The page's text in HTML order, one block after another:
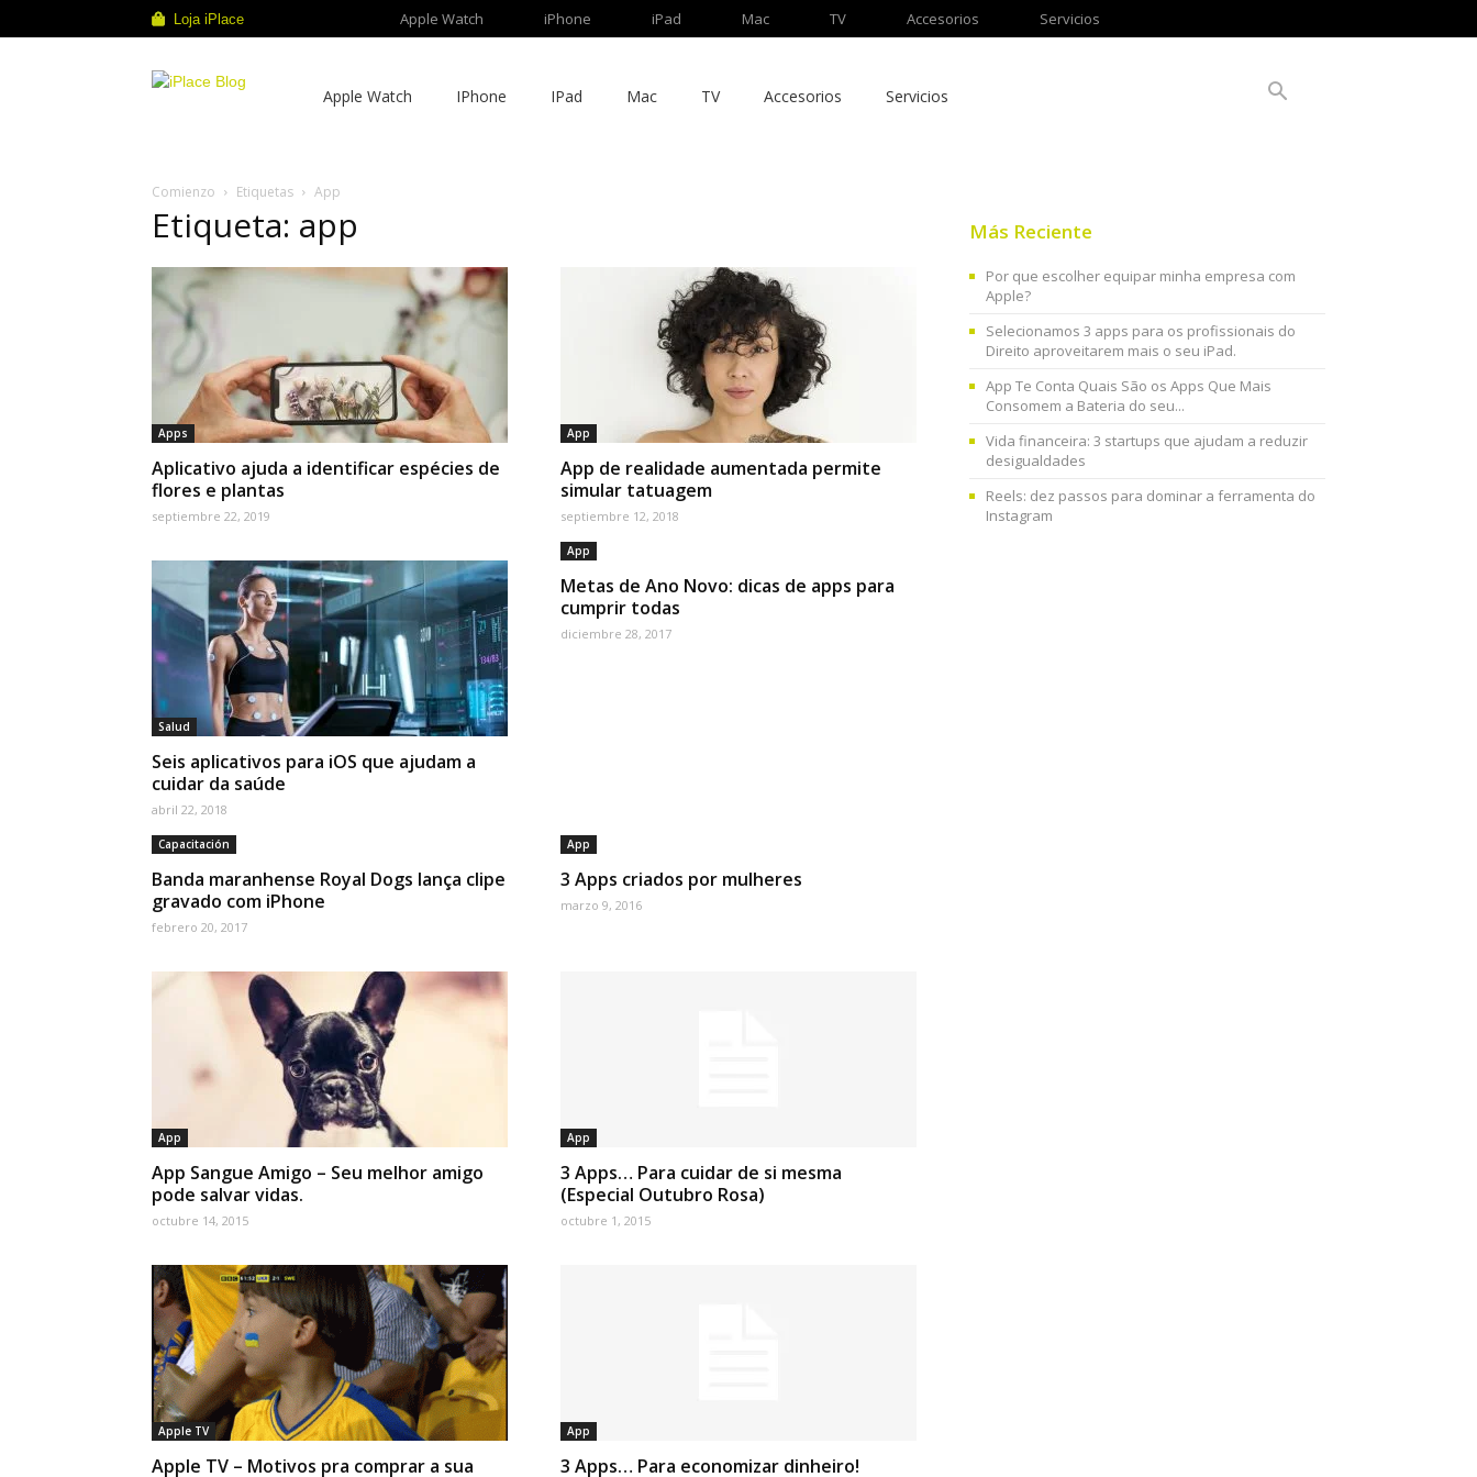
Loja iPlace Apple Watch iPhone iPad Mac TV Accesorios Servicios
Apple Watch IPhone IPad Mac TV Accesorios Servicios
Comienzo Etiquetas App
Etiqueta: app
Apps
Aplicativo ajuda a identificar espécies de
flores e plantas
septiembre 22, 2019
App
App de realidade aumentada permite
simular tatuagem
septiembre 12, 2018
Salud
Seis aplicativos para iOS que ajudam a
cuidar da saúde
abril 22, 2018
App
Metas de Ano Novo: dicas de apps para
cumprir todas
diciembre 28, 2017
Capacitación
Banda maranhense Royal Dogs lança clipe
gravado com iPhone
febrero 20, 2017
App
3 Apps criados por mulheres
marzo 9, 2016
App
App Sangue Amigo – Seu melhor amigo
pode salvar vidas.
octubre 14, 2015
App
3 Apps… Para cuidar de si mesma
(Especial Outubro Rosa)
octubre 1, 2015
Apple TV
Apple TV – Motivos pra comprar a sua
App
3 Apps… Para economizar dinheiro!
Más Reciente
Por que escolher equipar minha empresa com
Apple?
Selecionamos 3 apps para os profissionais do
Direito aproveitarem mais o seu iPad.
App Te Conta Quais São os Apps Que Mais
Consomem a Bateria do seu...
Vida financeira: 3 startups que ajudam a reduzir
desigualdades
Reels: dez passos para dominar a ferramenta do
Instagram